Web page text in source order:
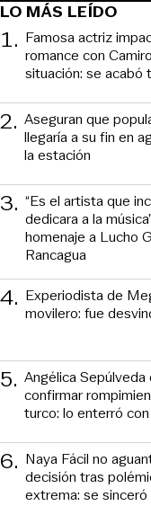
LO MÁS LEÍDO
1. Famosa actriz
romance con
situación: se acabó
2. Aseguran que
llegaría a su fin en
la estación
3. “Es el artista que
dedicara a la
homenaje a Lucho
Rancagua
4. Experiodista de
movilero: fue
5. Angélica
confirmar
turco: lo enterró
6. Naya Fácil no
decisión tras
extrema: se